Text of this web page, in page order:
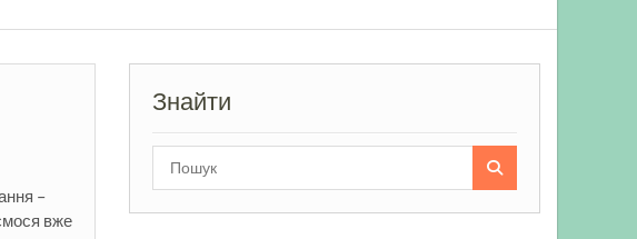
–
вже
Знайти